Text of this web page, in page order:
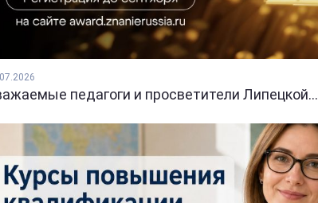
педагоги и просветители Липецкой...